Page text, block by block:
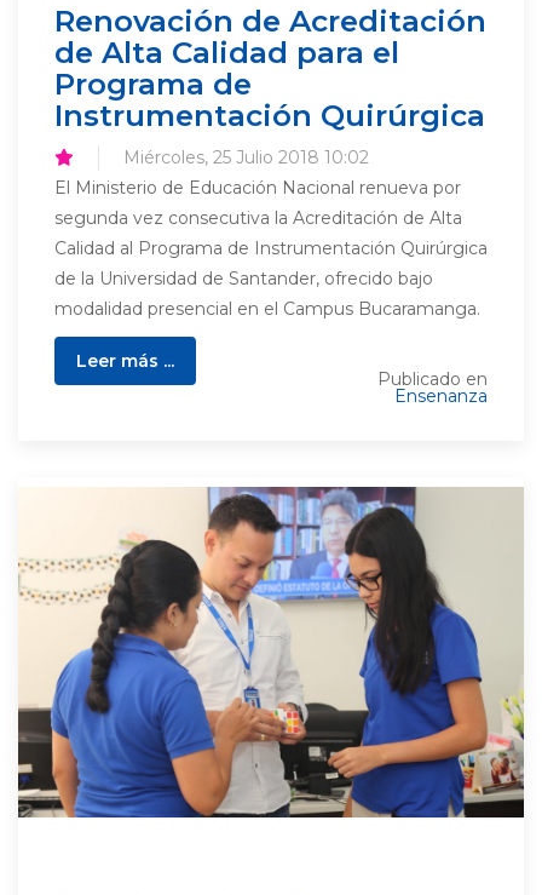
Renovación de Acreditación
de Alta Calidad para el
Programa de
Instrumentación Quirúrgica
Miércoles, 25 Julio 2018 10:02
El Ministerio de Educación Nacional renueva por
segunda vez consecutiva la Acreditación de Alta
Calidad al Programa de Instrumentación Quirúrgica
de la Universidad de Santander, ofrecido bajo
modalidad presencial en el Campus Bucaramanga.
Leer más ...
Publicado en
Ensenanza